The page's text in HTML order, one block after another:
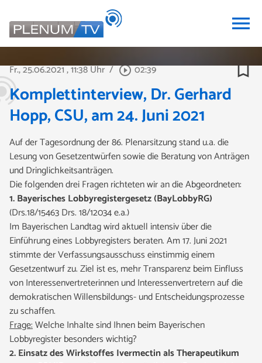
menu
Fr., 25.06.2021, 11:38 Uhr / play_circle_outline02:39 bookmark_border
Komplettinterview, Dr. Gerhard
Hopp, CSU, am 24. Juni 2021
Auf der Tagesordnung der 86. Plenarsitzung stand u.a. die
Lesung von Gesetzentwürfen sowie die Beratung von Anträgen
und Dringlichkeitsanträgen.
Die folgenden drei Fragenrichteten wir an die Abgeordneten:
1. Bayerisches Lobbyregistergesetz (BayLobbyRG)
(Drs.18/15463 Drs. 18/12034 e.a.)
Im Bayerischen Landtag wird aktuell intensiv über die
Einführung eines Lobbyregisters beraten. Am 17. Juni 2021
stimmte der Verfassungsausschuss einstimmig einem
Gesetzentwurf zu. Ziel ist es, mehr Transparenz beim Einfluss
von Interessenvertreterinnen und Interessenvertretern auf die
demokratischen Willensbildungs- und Entscheidungsprozesse
zu schaffen.
Frage:Welche Inhalte sind Ihnen beim Bayerischen
Lobbyregister besonders wichtig?
2. Einsatz des Wirkstoffes Ivermectin als Therapeutikum